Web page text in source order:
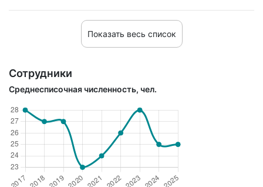
Показать весь список
Сотрудники
Среднесписочная численность, чел.